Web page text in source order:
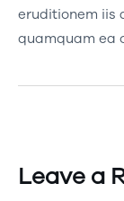
eruditionem iis
quamquam ea
Leave a